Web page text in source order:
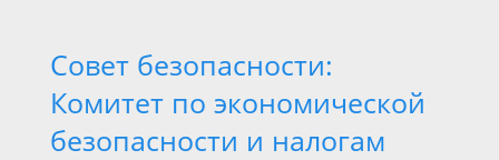
Совет безопасности:
Комитет по экономической
безопасности и налогам